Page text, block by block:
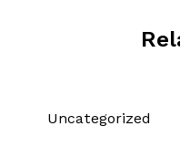
Uncategorized